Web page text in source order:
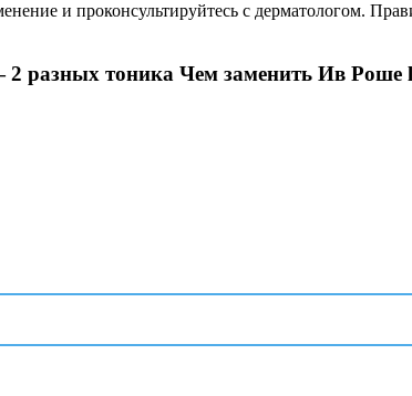
и проконсультируйтесь с дерматологом.
тоника Чем заменить Ив Роше l